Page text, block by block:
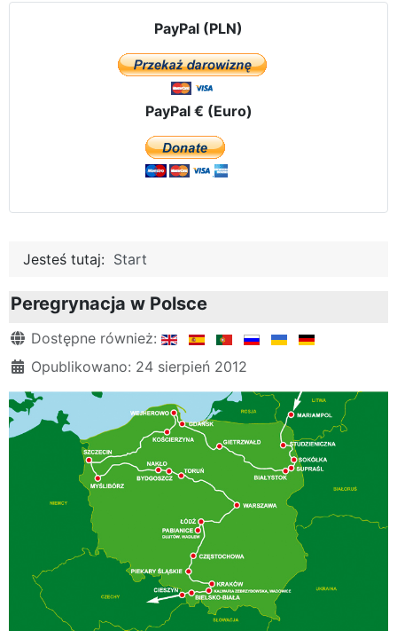
PayPal (PLN)
PayPal € (Euro)
Jesteś tutaj: Start
Peregrynacja w Polsce
Szczegóły
Dostępne również:
Opublikowano: 24 sierpień 2012